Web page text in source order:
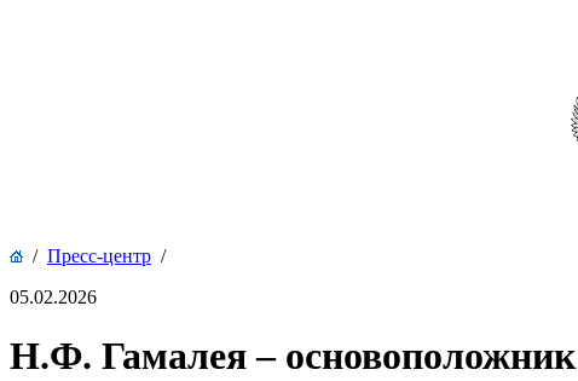
/ Пресс-центр /
05.02.2026
Н.Ф. Гамалея –